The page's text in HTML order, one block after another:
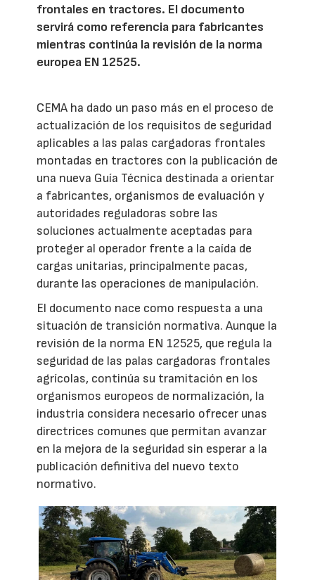
frontales en tractores. El documento
servirá como referencia para fabricantes
mientras continúa la revisión de la norma
europea EN 12525.
CEMA ha dado un paso más en el proceso de
actualización de los requisitos de seguridad
aplicables a las palas cargadoras frontales
montadas en tractores con la publicación de
una nueva Guía Técnica destinada a orientar
a fabricantes, organismos de evaluación y
autoridades reguladoras sobre las
soluciones actualmente aceptadas para
proteger al operador frente a la caída de
cargas unitarias, principalmente pacas,
durante las operaciones de manipulación.
El documento nace como respuesta a una
situación de transición normativa. Aunque la
revisión de la norma EN 12525, que regula la
seguridad de las palas cargadoras frontales
agrícolas, continúa su tramitación en los
organismos europeos de normalización, la
industria considera necesario ofrecer unas
directrices comunes que permitan avanzar
en la mejora de la seguridad sin esperar a la
publicación definitiva del nuevo texto
normativo.